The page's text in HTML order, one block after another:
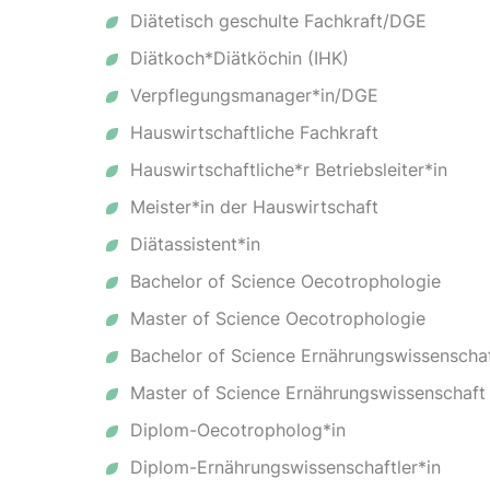
Diätetisch geschulte Fachkraft/DGE
Diätkoch*Diätköchin (IHK)
Verpflegungsmanager*in/DGE
Hauswirtschaftliche Fachkraft
Hauswirtschaftliche*r Betriebsleiter*in
Meister*in der Hauswirtschaft
Diätassistent*in
Bachelor of Science Oecotrophologie
Master of Science Oecotrophologie
Bachelor of Science
Master of Science Ernährungswissenschaft
Diplom-Oecotropholog*in
Diplom-Ernährungswissenschaftler*in